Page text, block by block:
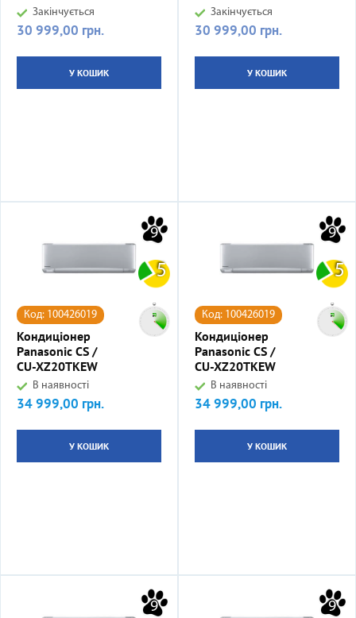
Закінчується
Ціна
30 999,00 грн.
У КОШИК
Закінчується
Ціна
30 999,00 грн.
У КОШИК
9
5
Код: 100426019
Кондиціонер
Panasonic CS /
CU-XZ20TKEW
В наявності
Ціна
34 999,00 грн.
У КОШИК
9
5
Код: 100426019
Кондиціонер
Panasonic CS /
CU-XZ20TKEW
В наявності
Ціна
34 999,00 грн.
У КОШИК
9 9